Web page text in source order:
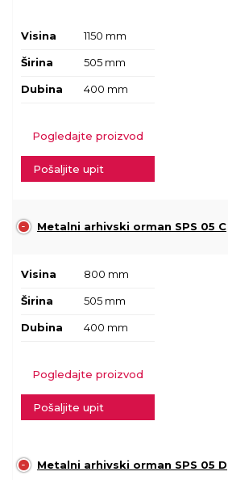
Visina 1150 mm
Širina 505 mm
Dubina 400 mm
Pogledajte proizvod
Pošaljite upit
Metalni arhivski orman SPS 05 C
Visina 800 mm
Širina 505 mm
Dubina 400 mm
Pogledajte proizvod
Pošaljite upit
Metalni arhivski orman SPS 05 D